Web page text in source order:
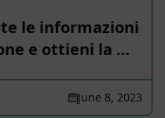
le informazioni
e ottieni la …
June 8, 2023